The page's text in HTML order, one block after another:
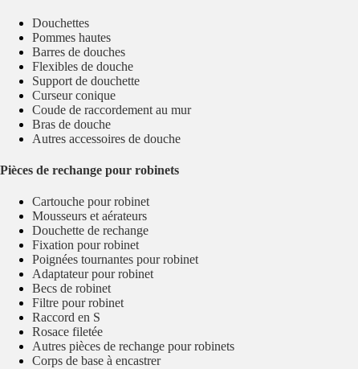
Douchettes
Pommes hautes
Barres de douches
Flexibles de douche
Support de douchette
Curseur conique
Coude de raccordement au mur
Bras de douche
Autres accessoires de douche
Pièces de rechange pour robinets
Cartouche pour robinet
Mousseurs et aérateurs
Douchette de rechange
Fixation pour robinet
Poignées tournantes pour robinet
Adaptateur pour robinet
Becs de robinet
Filtre pour robinet
Raccord en S
Rosace filetée
Autres pièces de rechange pour robinets
Corps de base à encastrer